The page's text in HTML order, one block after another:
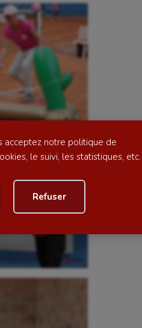
acceptez notre politique de
le suivi, les statistiques, etc.
Refuser
Kayak-polo
Korfbal
Longue paume
Moto
Natation artistique
Outdoor
Parkour
Patinage artistique